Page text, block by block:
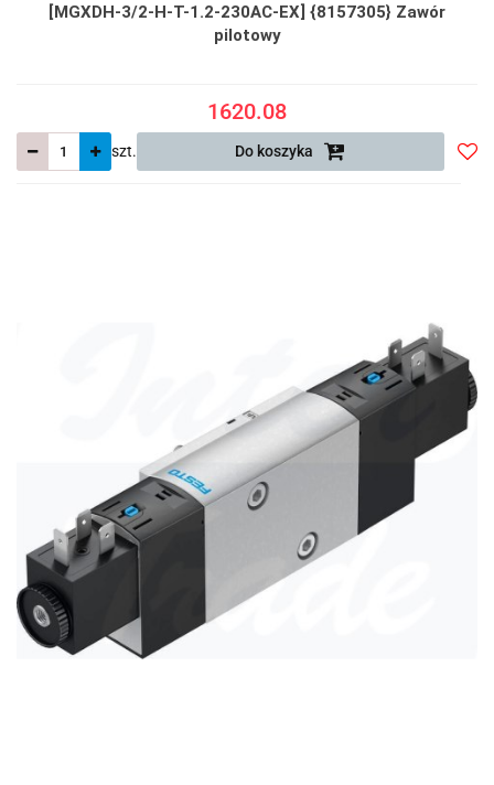
[MGXDH-3/2-H-T-1.2-230AC-EX] {8157305} Zawór
pilotowy
1620.08
szt. Do koszyka